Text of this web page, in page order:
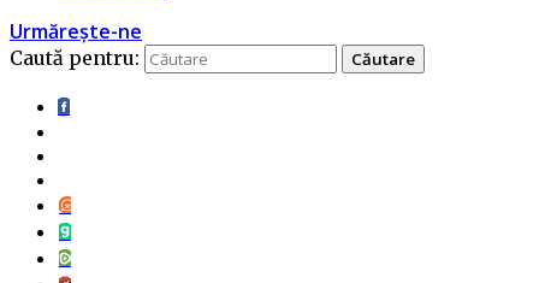
Urmărește-ne
Caută pentru: